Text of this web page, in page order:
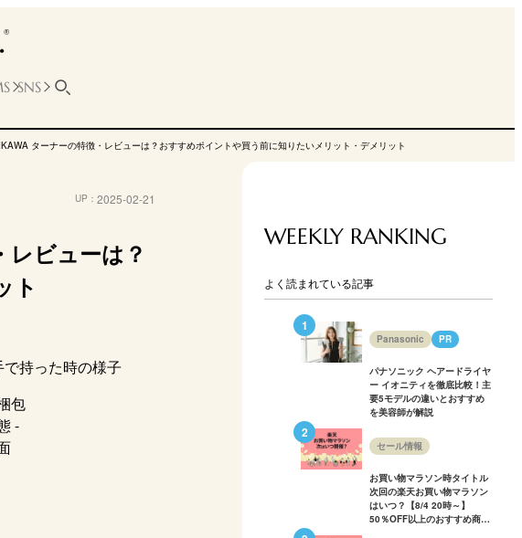
SNS
ターナーの特徴・レビューは？おすすめポイントや買う前に知りたいメリット・デメリット
UP： 2025-02-21
レビューは？
ト
WEEKLY RANKING
よく読まれている記事
Panasonic PR
パナソニック ヘアードライヤ
ー イオニティを徹底比較！主
要5モデルの違いとおすすめ
を美容師が解説
セール情報
お買い物マラソン時タイトル
次回の楽天お買い物マラソン
はいつ？【8/4 20時～】
50％OFF以上のおすすめ商品